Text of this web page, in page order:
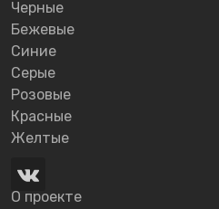
Черные
Бежевые
Синие
Серые
Розовые
Красные
Желтые
О проекте